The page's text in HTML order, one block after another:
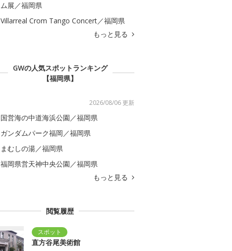
ム展／福岡県
Villarreal Crom Tango Concert／福岡県
もっと見る
GWの人気スポットランキング
【福岡県】
2026/08/06 更新
国営海の中道海浜公園／福岡県
ガンダムパーク福岡／福岡県
まむしの湯／福岡県
福岡県営天神中央公園／福岡県
もっと見る
閲覧履歴
直方谷尾美術館